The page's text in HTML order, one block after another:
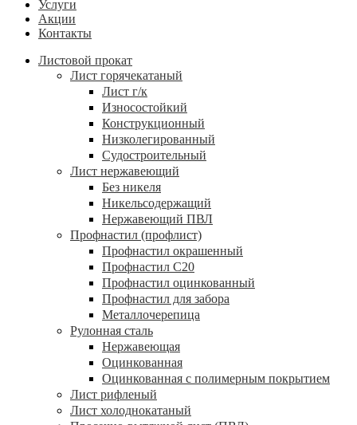
Услуги
Акции
Контакты
Листовой прокат
Лист горячекатаный
Лист г/к
Износостойкий
Конструкционный
Низколегированный
Судостроительный
Лист нержавеющий
Без никеля
Никельсодержащий
Нержавеющий ПВЛ
Профнастил (профлист)
Профнастил окрашенный
Профнастил С20
Профнастил оцинкованный
Профнастил для забора
Металлочерепица
Рулонная сталь
Нержавеющая
Оцинкованная
Оцинкованная с полимерным покрытием
Лист рифленый
Лист холоднокатаный